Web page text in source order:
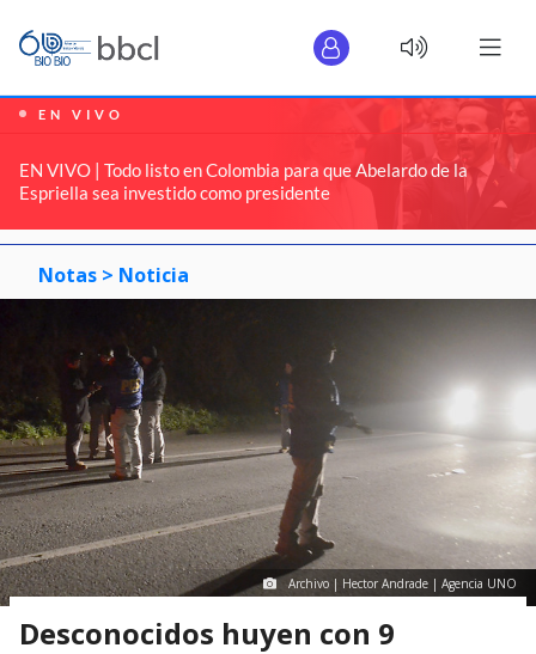
EN VIVO
EN VIVO | Todo listo en Colombia para que Abelardo de la
Espriella sea investido como presidente
Notas > Noticia
Archivo | Hector Andrade | Agencia UNO
Desconocidos huyen con 9